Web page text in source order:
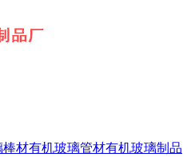
棒材有机玻璃管材有机玻璃制品